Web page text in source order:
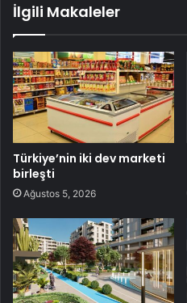
İlgili Makaleler
Türkiye’nin iki dev marketi
birleşti
Ağustos 5, 2026